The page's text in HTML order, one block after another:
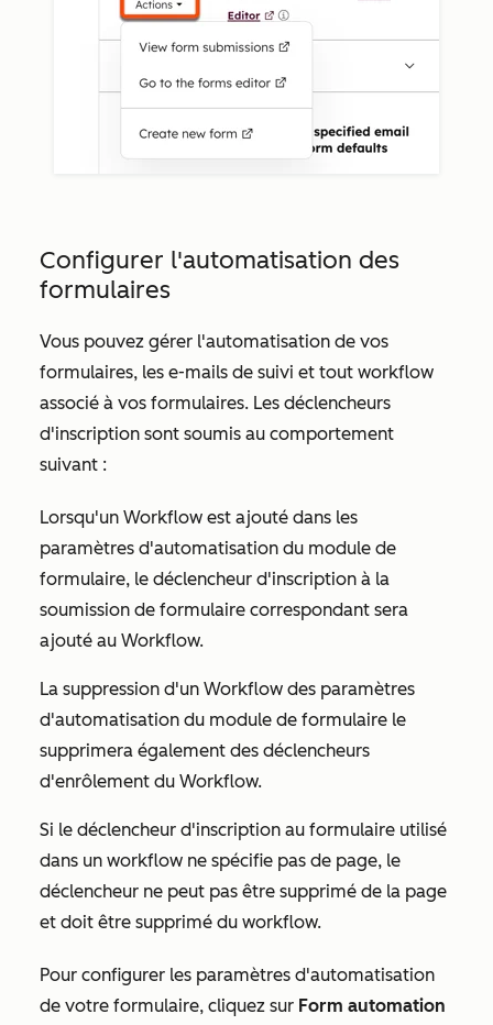
Configurer l'automatisation des
formulaires
Vous pouvez gérer l'automatisation de vos
formulaires, les e-mails de suivi et tout workflow
associé à vos formulaires. Les déclencheurs
d'inscription sont soumis au comportement
suivant :
Lorsqu'un Workflow est ajouté dans les
paramètres d'automatisation du module de
formulaire, le déclencheur d'inscription à la
soumission de formulaire correspondant sera
ajouté au Workflow.
La suppression d'un Workflow des paramètres
d'automatisation du module de formulaire le
supprimera également des déclencheurs
d'enrôlement du Workflow.
Si le déclencheur d'inscription au formulaire utilisé
dans un workflow ne spécifie pas de page, le
déclencheur ne peut pas être supprimé de la page
et doit être supprimé du workflow.
Pour configurer les paramètres d'automatisation
de votre formulaire, cliquez sur Form automation